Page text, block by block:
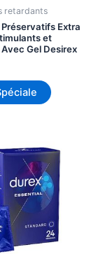
retardants
Préservatifs Extra
et
Gel Desirex